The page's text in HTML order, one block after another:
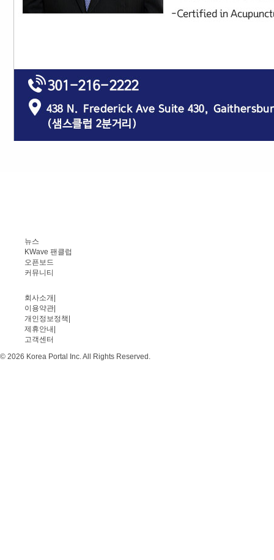
뉴스
KWave 팬클럽
오픈보드
커뮤니티
회사소개
이용약관
개인정보정책
제휴안내
고객센터
© 2026 Korea Portal Inc. All Rights Reserved.